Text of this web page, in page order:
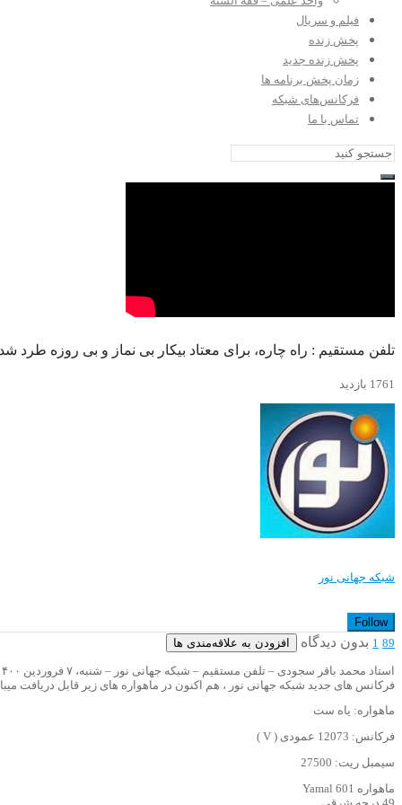
فیلم و سریال
پخش زنده
پخش زنده جدید
زمان پخش برنامه ها
فرکانس‌های شبکه
تماس با ما
تلفن مستقیم : راه چاره، برای معتاد بیکار بی نماز و بی روزه طرد
1761 بازدید
شبکه جهانی نور
Follow
89
1 بدون دیدگاه افزودن به علاقه‌مندی ها
استاد محمد باقر سجودی – تلفن مستقیم – شبکه جهانی نور – شنبه، ۷ فروردین ۱۴۰۰
فرکانس های جدید شبکه جهانی نور ، هم اکنون در ماهواره های زیر قابل دریافت
ماهواره: یاه ست
فرکانس: 12073 عمودی ( V )
سیمبل ریت: 27500
ماهواره Yamal 601